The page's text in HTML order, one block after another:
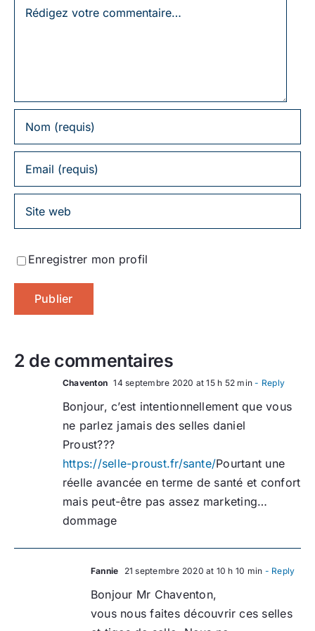
2 de commentaires
Chaventon 14 septembre 2020 at 15 h 52 min - Reply
Bonjour, c’est intentionnellement que vous
ne parlez jamais des selles daniel
Proust???
https://selle-proust.fr/sante/Pourtant une
réelle avancée en terme de santé et confort
mais peut-être pas assez marketing…
dommage
Fannie 21 septembre 2020 at 10 h 10 min - Reply
Bonjour Mr Chaventon,
vous nous faites découvrir ces selles
Laissez
Enregistrer mon profil